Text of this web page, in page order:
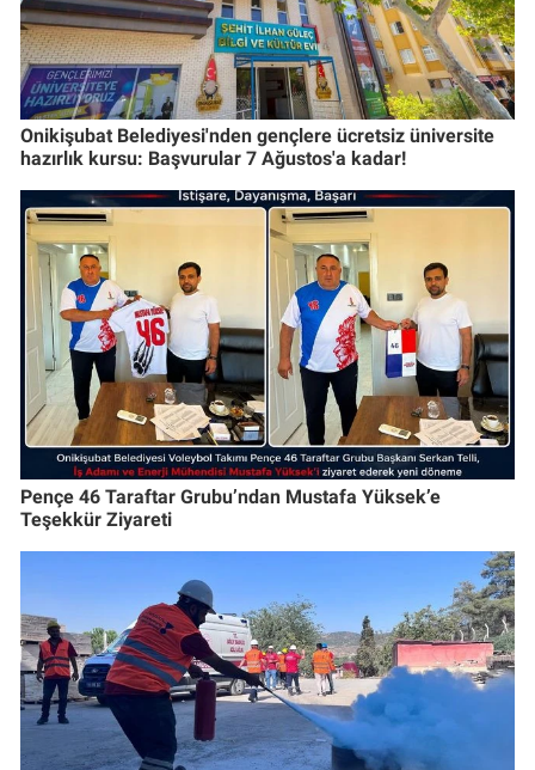
Onikişubat Belediyesi'nden gençlere ücretsiz üniversite
hazırlık kursu: Başvurular 7 Ağustos'a kadar!
Pençe 46 Taraftar Grubu’ndan Mustafa Yüksek’e
Teşekkür Ziyareti